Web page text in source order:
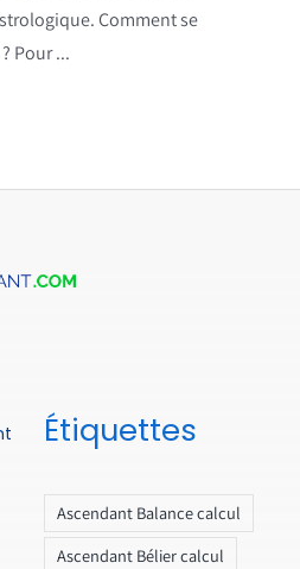
Comment se
Pour ...
Étiquettes
Ascendant Balance calcul
Ascendant Bélier calcul